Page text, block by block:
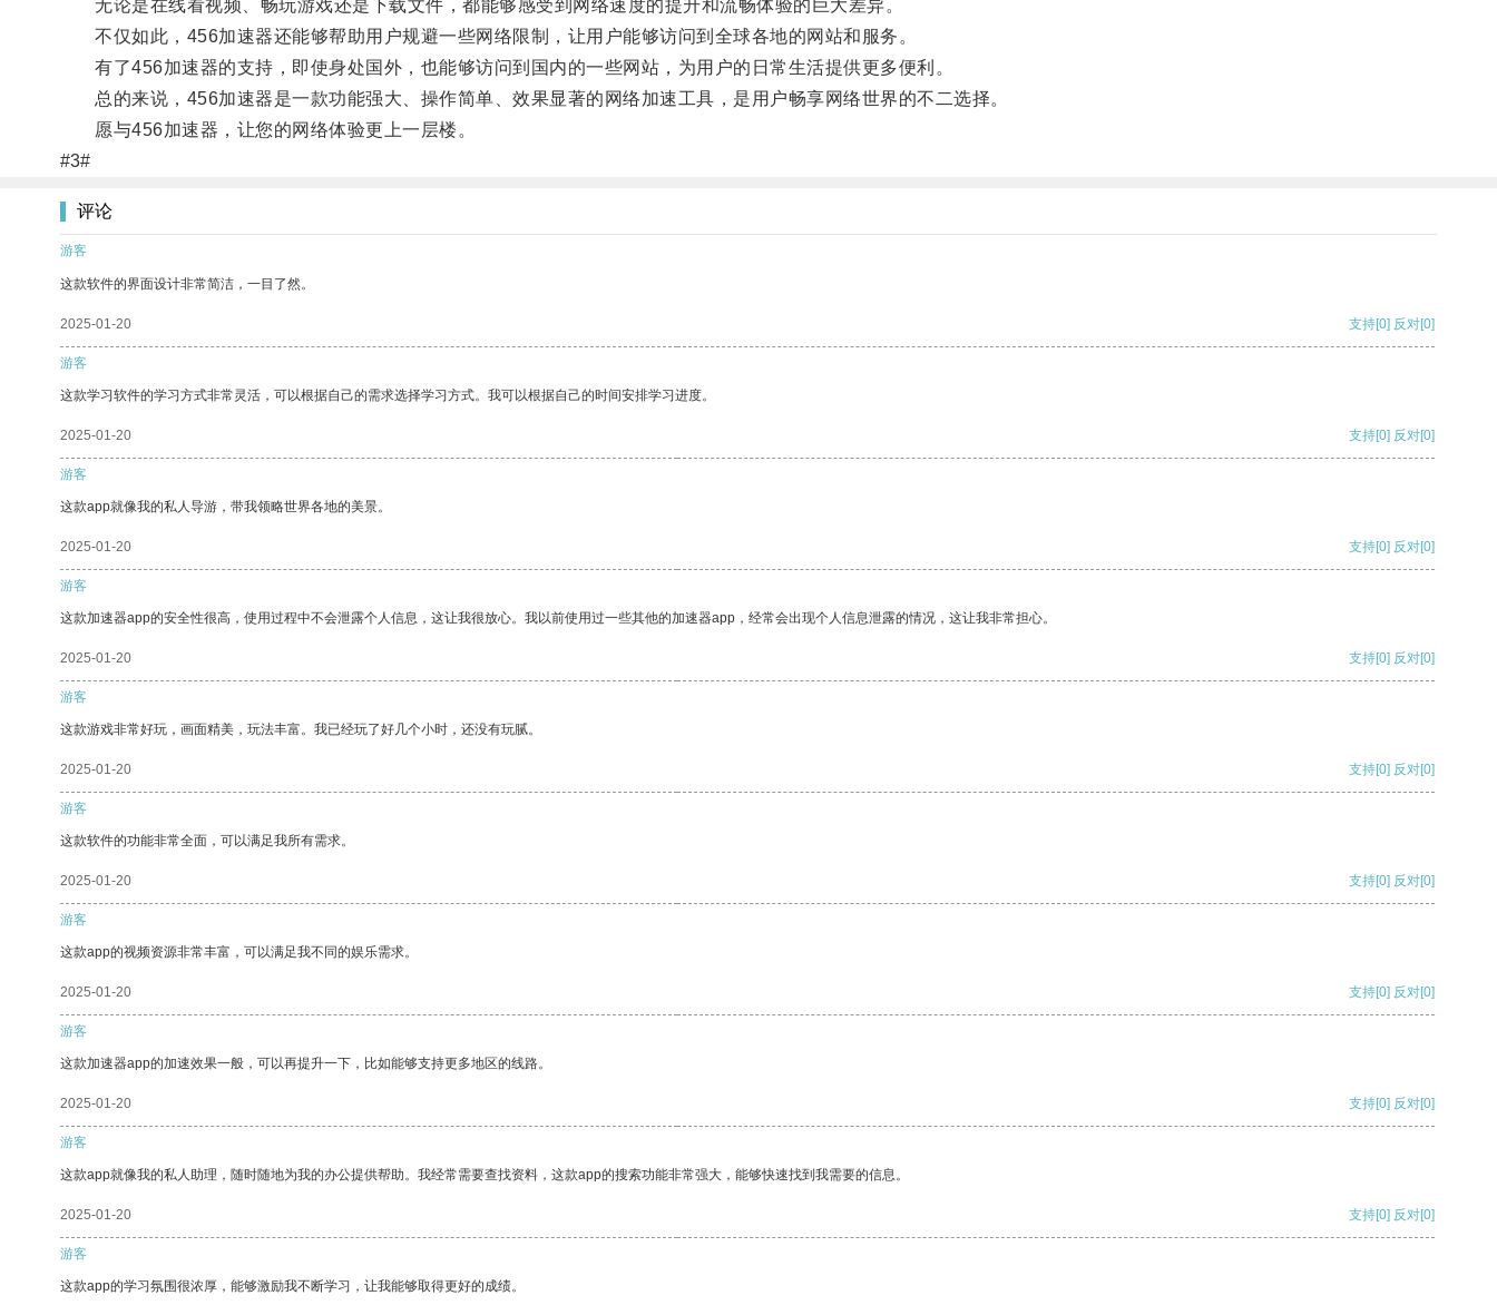
无论是在线看视频、畅玩游戏还是下载文件，都能够感受到网络速度的提升和流畅体验的巨大差异。
不仅如此，456加速器还能够帮助用户规避一些网络限制，让用户能够访问到全球各地的网站和服务。
有了456加速器的支持，即使身处国外，也能够访问到国内的一些网站，为用户的日常生活提供更多便利。
总的来说，456加速器是一款功能强大、操作简单、效果显著的网络加速工具，是用户畅享网络世界的不二选择。
愿与456加速器，让您的网络体验更上一层楼。
#3#
评论
游客
这款软件的界面设计非常简洁，一目了然。
2025-01-20 支持[0] 反对[0]
游客
这款学习软件的学习方式非常灵活，可以根据自己的需求选择学习方式。我可以根据自己的时间安排学习进度。
2025-01-20 支持[0] 反对[0]
游客
这款app就像我的私人导游，带我领略世界各地的美景。
2025-01-20 支持[0] 反对[0]
游客
这款加速器app的安全性很高，使用过程中不会泄露个人信息，这让我很放心。我以前使用过一些其他的加速器app，经常会出现个人信息泄露的情况，这让我非常担心。
2025-01-20 支持[0] 反对[0]
游客
这款游戏非常好玩，画面精美，玩法丰富。我已经玩了好几个小时，还没有玩腻。
2025-01-20 支持[0] 反对[0]
游客
这款软件的功能非常全面，可以满足我所有需求。
2025-01-20 支持[0] 反对[0]
游客
这款app的视频资源非常丰富，可以满足我不同的娱乐需求。
2025-01-20 支持[0] 反对[0]
游客
这款加速器app的加速效果一般，可以再提升一下，比如能够支持更多地区的线路。
2025-01-20 支持[0] 反对[0]
游客
这款app就像我的私人助理，随时随地为我的办公提供帮助。我经常需要查找资料，这款app的搜索功能非常强大，能够快速找到我需要的信息。
2025-01-20 支持[0] 反对[0]
游客
这款app的学习氛围很浓厚，能够激励我不断学习，让我能够取得更好的成绩。